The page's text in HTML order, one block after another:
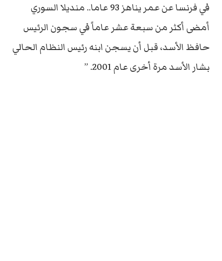
في فرنسا عن عمر يناهز 93 عاما.. منديلا السوري
أمضى أكثر من سبعة عشر عاماً في سجون الرئيس
حافظ الأسد، قبل أن يسجن ابنه رئيس النظام الحالي
بشار الأسد مرة أخرى عام 2001. ”